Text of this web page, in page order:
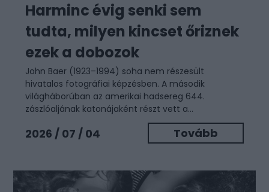
Harminc évig senki sem
tudta, milyen kincset őriznek
ezek a dobozok
John Baer (1923–1994) soha nem részesült
hivatalos fotográfiai képzésben. A második
világháborúban az amerikai hadsereg 644.
zászlóaljának katonájaként részt vett a...
2026 / 07 / 04 Tovább